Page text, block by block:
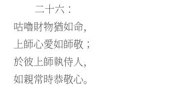
二十六：
咕嚕財物猶如命，
上師心愛如師敬；
於彼上師執侍人，
如親常時恭敬心。